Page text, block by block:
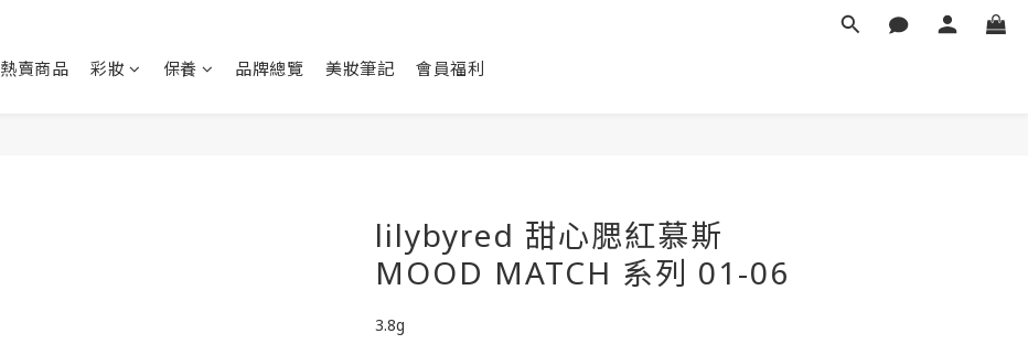
熱賣商品 彩妝 保養 品牌總覽 美妝筆記 會員福利
lilybyred 甜心腮紅慕斯
MOOD MATCH 系列 01-06
3.8g